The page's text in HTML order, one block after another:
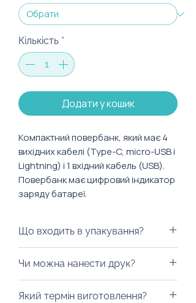
Кількість *
Додати у кошик
Компактний повербанк, який має 4
вихідних кабелі (Type-C, micro-USB і
Lightning) і 1 вхідний кабель (USB).
Повербанк має цифровий індикатор
заряду батареї.
Розмір: 141х67х32 мм
Матеріал: алюмінієвий корпус
Об'єм батареї: 20000мАч
Тип акумулятора: Li-Ion
Що входить в упакування?
повербанк у будь-яку коробку на
ваш смак, пакети з екологічних
матеріалів, дой-паки (тренд 2023
Чи можна нанести друк?
Який термін виготовлення?